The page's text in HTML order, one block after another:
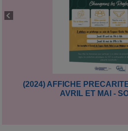
(2024) AFFICHE
AVRIL ET MAI -